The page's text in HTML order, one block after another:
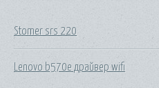
Stomer srs 220
Lenovo b570e драйвер wifi